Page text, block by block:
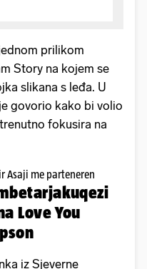
prilikom
Story na kojem se
slikana s leđa. U
govorio kako bi volio
fokusira na
Asaji me parteneren
Love You
iz Sjeverne